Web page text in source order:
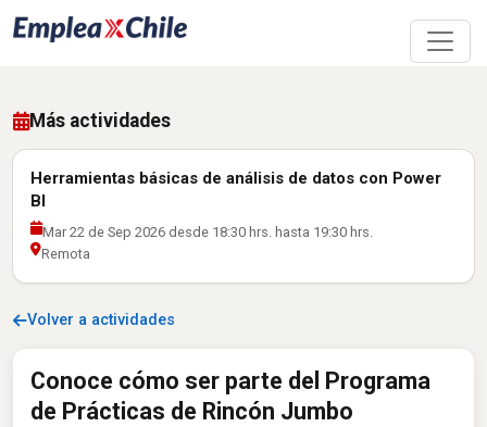
Volver a actividades
Conoce cómo ser parte del Programa
de Prácticas de Rincón Jumbo
Más actividades
Herramientas básicas de análisis de datos con Power
BI
Mar 22 de Sep 2026 desde 18:30 hrs. hasta 19:30 hrs.
Remota